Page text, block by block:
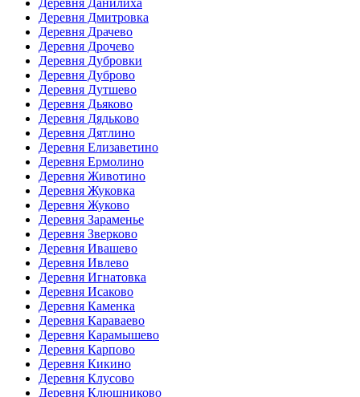
Деревня Данилиха
Деревня Дмитровка
Деревня Драчево
Деревня Дрочево
Деревня Дубровки
Деревня Дуброво
Деревня Дутшево
Деревня Дьяково
Деревня Дядьково
Деревня Дятлино
Деревня Елизаветино
Деревня Ермолино
Деревня Животино
Деревня Жуковка
Деревня Жуково
Деревня Зараменье
Деревня Зверково
Деревня Ивашево
Деревня Ивлево
Деревня Игнатовка
Деревня Исаково
Деревня Каменка
Деревня Караваево
Деревня Карамышево
Деревня Карпово
Деревня Кикино
Деревня Клусово
Деревня Клюшниково